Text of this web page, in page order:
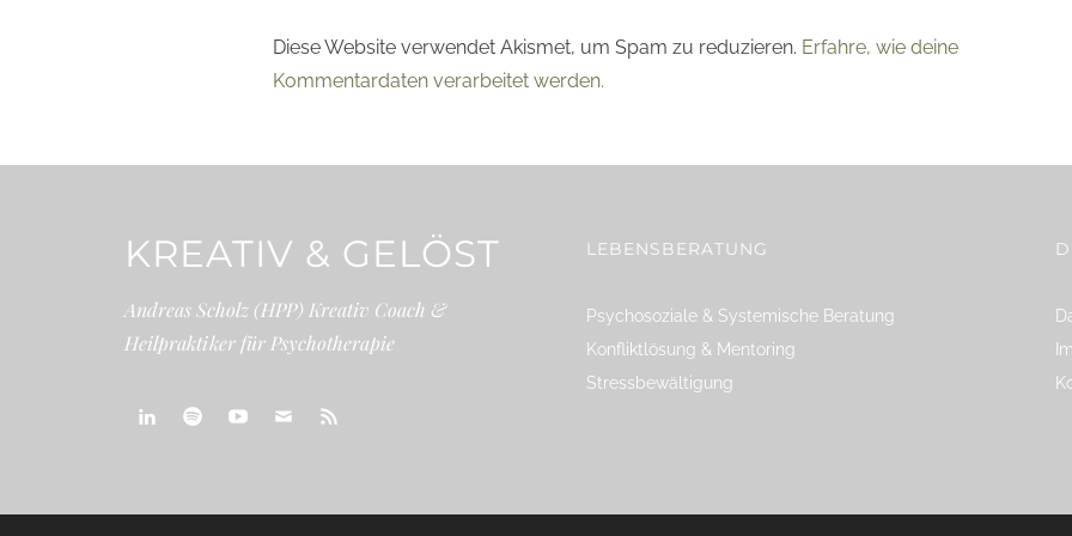
Diese Website verwendet Akismet, um Spam zu reduzieren. Erfahre, wie deine
Kommentardaten verarbeitet werden.
KREATIV & GELÖST
Andreas Scholz (HPP) Kreativ Coach &
Heilpraktiker für Psychotherapie
LEBENSBERATUNG
Psychosoziale & Systemische Beratung
Konfliktlösung & Mentoring
Stressbewältigung